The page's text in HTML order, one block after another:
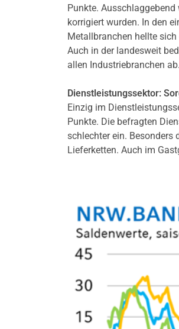
Punkte.
korrigiert wurden. In den
Metallbranchen hellte
Auch in der landesweit
allen Industriebranchen ab.
Dienstleistungssektor:
Einzig im
Punkte. Die befragten
schlechter ein. Besonders
Lieferketten. Auch im